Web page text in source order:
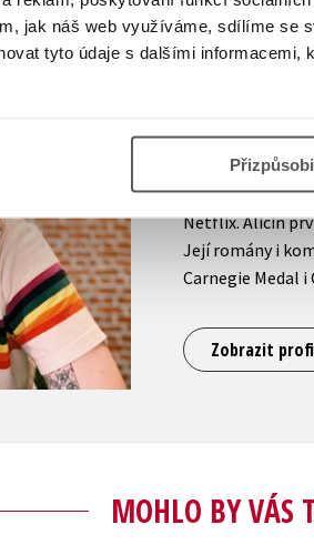
jak náš web využíváme, sdílíme se
tyto údaje s dalšímiAlice Oseman je
ThisaLoveless
komiksu
a výkonnou
Netflix. Alicin
Její romány i
Carnegie Medal i
Zobrazit
MOHLO BY VÁS